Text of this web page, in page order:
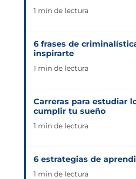
1 min de lectura
6 frases de
inspirarte
1 min de lectura
Carreras para estudiar
cumplir tu sueño
1 min de lectura
6 estrategias de
1 min de lectura